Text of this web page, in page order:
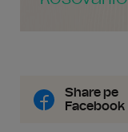
Share pe
Facebook